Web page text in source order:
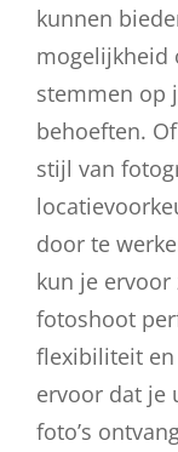
kunnen
mogelijkheid
stemmen op
behoeften.
stijl van
door te
kun je ervoor
fotoshoot
flexibiliteit en
ervoor dat je
foto’s